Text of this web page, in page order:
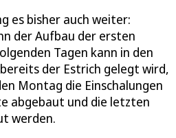
es bisher auch weiter:
der Aufbau der ersten
Tagen kann in den
der Estrich gelegt wird,
Montag die Einschalungen
abgebaut und die letzten
werden.